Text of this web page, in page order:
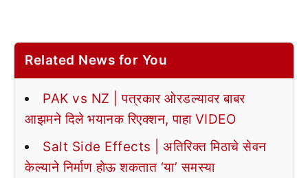
Related News for You
PAK vs NZ | पत्रकार ओरडल्यावर बाबर
आझमने दिले भयानक रिएक्शन, पाहा VIDEO
Salt Side Effects | अतिरिक्त मिठाचे सेवन
केल्याने निर्माण होऊ शकतात ‘या’ समस्या